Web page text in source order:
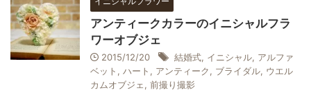
アンティークカラーのイニシャルフラ
ワーオブジェ
2015/12/20 結婚式, イニシャル, アルファ
ベット , ハート , アンティーク, ブライダル, ウエル
カムオブジェ, 前撮り撮影